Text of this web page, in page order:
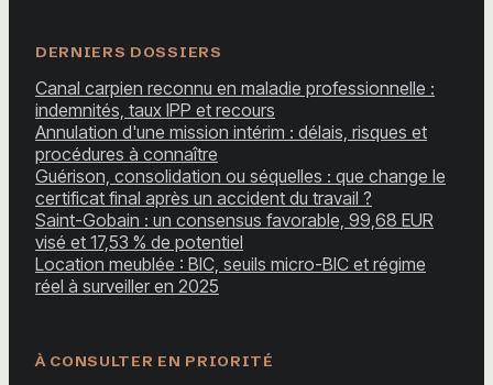
DERNIERS DOSSIERS
Canal carpien reconnu en maladie professionnelle :
indemnités, taux IPP et recours
Annulation d'une mission intérim : délais, risques et
procédures à connaître
Guérison, consolidation ou séquelles : que change le
certificat final après un accident du travail ?
Saint-Gobain : un consensus favorable, 99,68 EUR
visé et 17,53 % de potentiel
Location meublée : BIC, seuils micro-BIC et régime
réel à surveiller en 2025
À CONSULTER EN PRIORITÉ